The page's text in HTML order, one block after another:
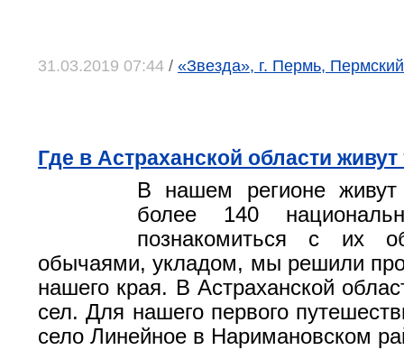
31.03.2019 07:44 / «Звезда», г. Пермь,
Где в Астраханской области
В нашем регионе живут
более 140
познакомиться с их
обычаями, укладом, мы решили
нашего края. В Астраханской
сел. Для нашего первого
село Линейное в Наримановском